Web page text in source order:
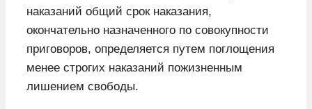
наказаний общий срок наказания,
окончательно назначенного по совокупности
приговоров, определяется путем поглощения
менее строгих наказаний пожизненным
лишением свободы.